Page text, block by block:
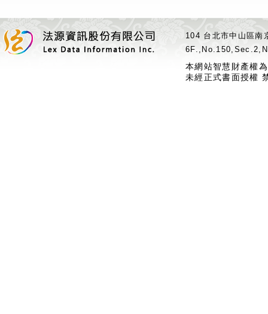
104 台北市中山區
本網站智慧財產權
未經正式書面授權